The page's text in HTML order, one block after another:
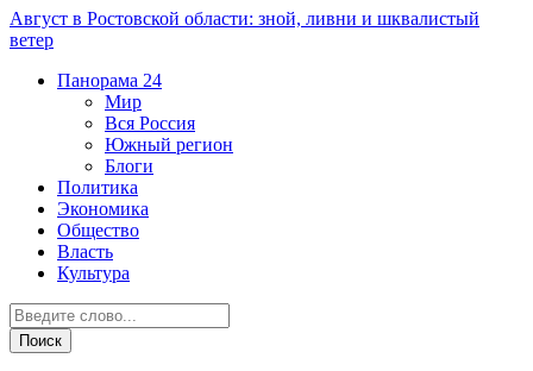
Август в Ростовской области: зной, ливни и шквалистый
ветер
Панорама 24
Мир
Вся Россия
Южный регион
Блоги
Политика
Экономика
Общество
Власть
Культура